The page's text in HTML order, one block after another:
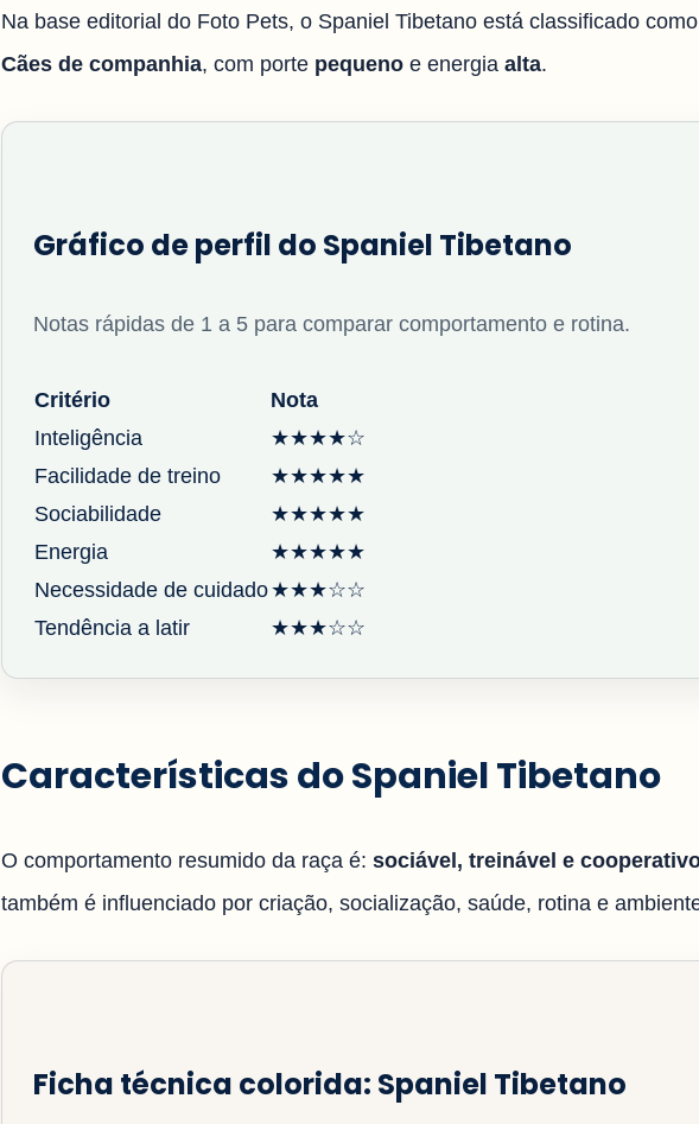
Na base editorial do Foto Pets, o Spaniel Tibetano está classificado como
Cães de companhia, com porte pequeno e energia alta.
Gráfico de perfil do Spaniel Tibetano
Notas rápidas de 1 a 5 para comparar comportamento e rotina.
Critério
Nota
Inteligência
★★★★☆
Facilidade de treino
★★★★★
Sociabilidade
★★★★★
Energia
★★★★★
Necessidade de cuidado★★★☆☆
Tendência a latir
★★★☆☆
Características do Spaniel Tibetano
O comportamento resumido da raça é: sociável, treinável e
também é influenciado por criação, socialização, saúde, rotina e
Ficha técnica colorida: Spaniel Tibetano